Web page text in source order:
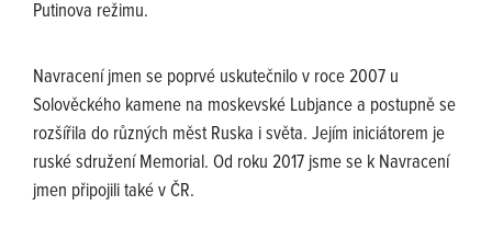
Putinova režimu.
Navracení jmen se poprvé uskutečnilo v roce 2007 u
Solověckého kamene na moskevské Lubjance a postupně se
rozšířila do různých měst Ruska i světa. Jejím iniciátorem je
ruské sdružení Memorial. Od roku 2017 jsme se k Navracení
jmen připojili také v ČR.